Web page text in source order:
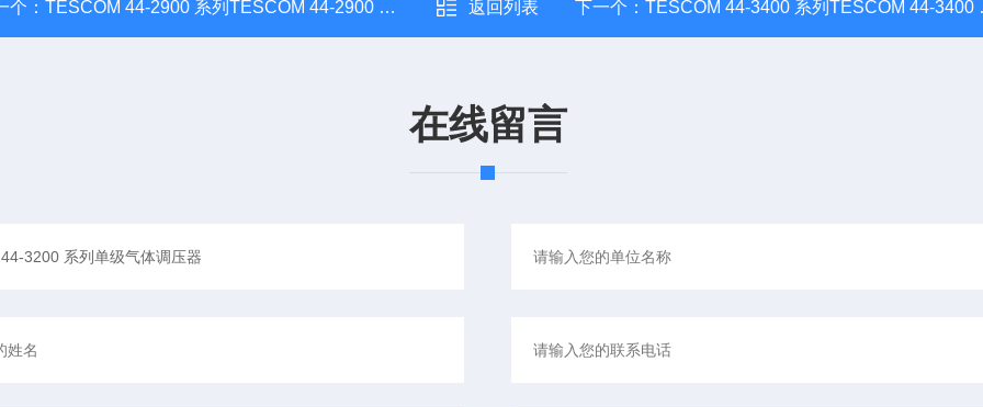
个： TESCOM 44-2900 系列TESCOM 44-2900 系列背压气体调压器 返回列表 下一个：TESCOM 44-3400 系列TESCOM 44-3400 系列双级气体调压器
在线留言